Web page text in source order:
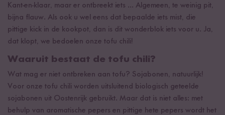
Kant-en-klaar, maar er ontbreekt iets ... Algemeen, te weinig pit,
bijna flauw. Als ook u wel eens dat bepaalde iets mist, die
pittige kick in de kookpot, dan is dit wonderblok iets voor u. Ja,
dat klopt, we bedoelen onze tofu chili!
Waaruit bestaat de tofu chili?
Wat mag er niet ontbreken aan tofu? Sojabonen, natuurlijk!
Voor onze tofu chili worden uitsluitend biologisch geteelde
sojabonen uit Oostenrijk gebruikt. Maar dat is niet alles: met
behulp van aromatische pepers en pittige hete pepers wordt het